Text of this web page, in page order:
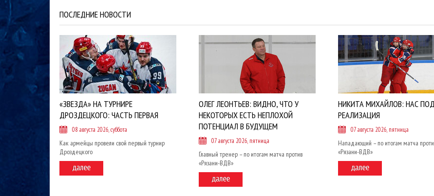
ПОСЛЕДНИЕ НОВОСТИ
«ЗВЕЗДА» НА ТУРНИРЕ
ДРОЗДЕЦКОГО: ЧАСТЬ ПЕРВАЯ
08 августа 2026, суббота
Как армейцы провели свой первый турнир
Дроздецкого
ОЛЕГ ЛЕОНТЬЕВ: ВИДНО, ЧТО У
НЕКОТОРЫХ ЕСТЬ НЕПЛОХОЙ
ПОТЕНЦИАЛ В БУДУЩЕМ
07 августа 2026, пятница
Главный тренер – по итогам матча против
«Рязани-ВДВ»
НИКИТА МИХАЙЛОВ: НАС
РЕАЛИЗАЦИЯ
07 августа 2026, пятница
Нападающий – по итогам матча
«Рязани-ВДВ»